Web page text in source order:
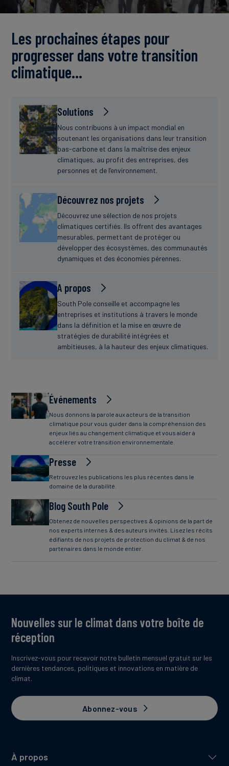
Les prochaines étapes pour
progresser dans votre transition
climatique…
Solutions
Nous contribuons à un impact mondial en
soutenant les organisations dans leur transition
bas-carbone et dans la maîtrise des enjeux
climatiques, au profit des entreprises, des
personnes et de l’environnement.
Découvrez nos projets
Découvrez une sélection de nos projets
climatiques certifiés. Ils offrent des avantages
mesurables, permettant de protéger ou
développer des écosystèmes, des communautés
dynamiques et des économies pérennes.
A propos
South Pole conseille et accompagne les
entreprises et institutions à travers le monde
dans la définition et la mise en œuvre de
stratégies de durabilité intégrées et
ambitieuses, à la hauteur des enjeux climatiques.
Événements
Nous donnons la parole aux acteurs de la transition
climatique pour vous guider dans la compréhension des
enjeux liés au changement climatique et vous aider à
accélérer votre transition environnementale.
Presse
Retrouvez les publications les plus récentes dans le
domaine de la durabilité.
Blog South Pole
Obtenez de nouvelles perspectives & opinions de la part de
nos experts internes & des auteurs invités. Lisez les récits
édifiants de nos projets de protection du climat & de nos
partenaires dans le monde entier.
À propos
Nouvelles sur le climat dans votre boîte de
réception
Inscrivez-vous pour recevoir notre bulletin mensuel gratuit sur les
dernières tendances, politiques et innovations en matière de
climat.
Abonnez-vous